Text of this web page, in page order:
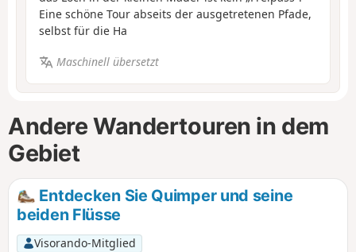
Eine schöne Tour abseits der ausgetretenen Pfade,
selbst für die Ha
Maschinell übersetzt
Andere Wandertouren in dem
Gebiet
Entdecken Sie Quimper und seine
beiden Flüsse
Visorando-Mitglied